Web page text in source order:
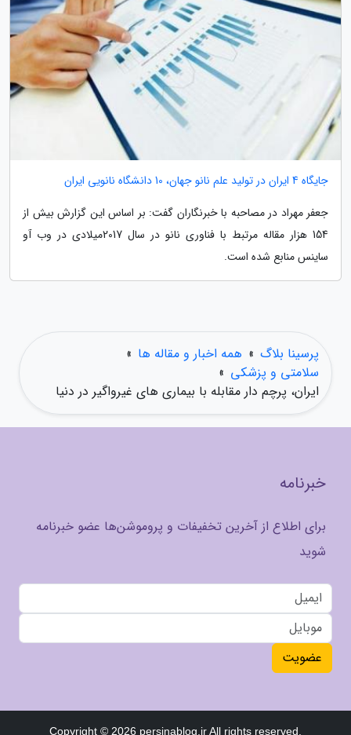
جایگاه 4 ایران در تولید علم نانو جهان، 10 دانشگاه نانویی ایران
جعفر مهراد در مصاحبه با خبرنگاران گفت: بر اساس این گزارش بیش از
154 هزار مقاله مرتبط با فناوری نانو در سال 2017میلادی در وب آو
ساینس منابع شده است.
پرسینا بلاگ » همه اخبار و مقاله ها »
سلامتی و پزشکی »
ایران، پرچم دار مقابله با بیماری های غیرواگیر در دنیا
خبرنامه
برای اطلاع از آخرین تخفیفات و پروموشن‌ها عضو خبرنامه
شوید
عضویت
Copyright © 2026 persinablog.ir All rights reserved.